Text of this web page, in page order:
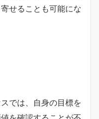
せることも可能にな
では、自身の目標を